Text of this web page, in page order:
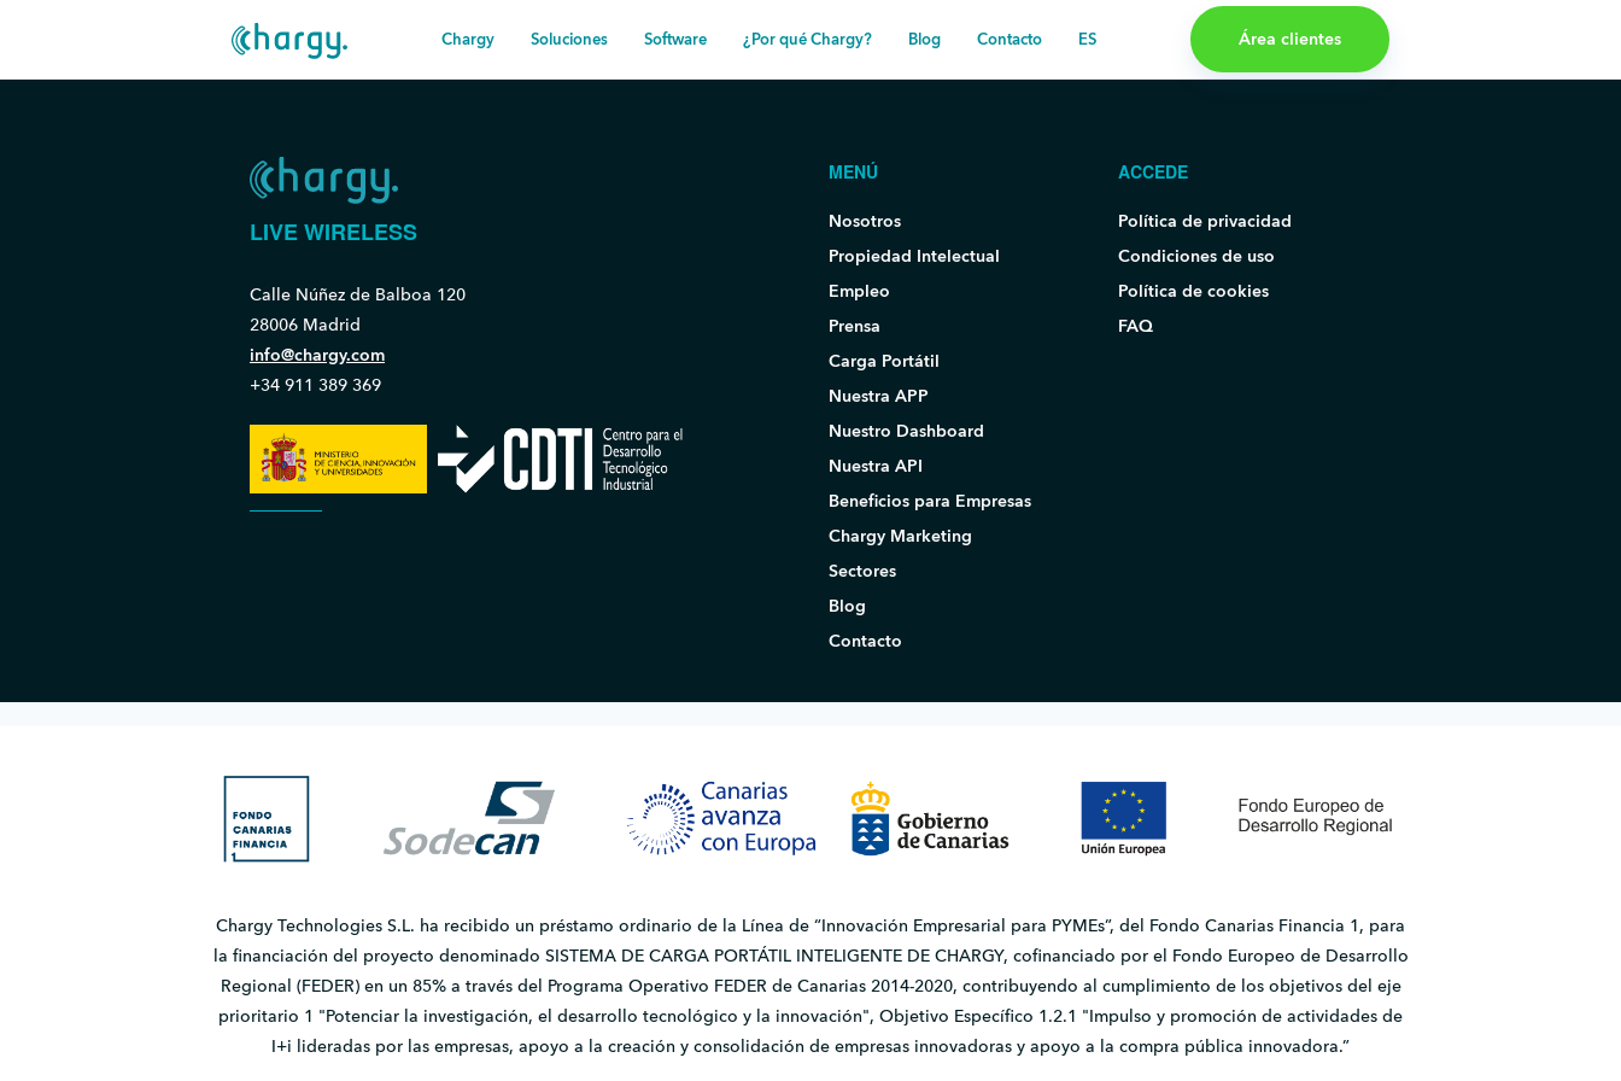
Chargy Soluciones Software ¿Por qué Chargy? Blog Contacto ES Área clientes
LIVE WIRELESS
Calle Núñez de Balboa 120
28006 Madrid
info@chargy.com
+34 911 389 369
MENÚ
Nosotros
Propiedad Intelectual
Empleo
Prensa
Carga Portátil
Nuestra APP
Nuestro Dashboard
Nuestra API
Beneficios para Empresas
Chargy Marketing
Sectores
Blog
Contacto
ACCEDE
Política de privacidad
Condiciones de uso
Política de cookies
FAQ
Chargy Technologies S.L. ha recibido un préstamo ordinario de la Línea de “Innovación Empresarial para PYMEs”, del Fondo Canarias Financia 1, para
la financiación del proyecto denominado SISTEMA DE CARGA PORTÁTIL INTELIGENTE DE CHARGY, cofinanciado por el Fondo Europeo de Desarrollo
Regional (FEDER) en un 85% a través del Programa Operativo FEDER de Canarias 2014-2020, contribuyendo al cumplimiento de los objetivos del eje
prioritario 1 "Potenciar la investigación, el desarrollo tecnológico y la innovación", Objetivo Específico 1.2.1 "Impulso y promoción de actividades de
I+i lideradas por las empresas, apoyo a la creación y consolidación de empresas innovadoras y apoyo a la compra pública innovadora.”